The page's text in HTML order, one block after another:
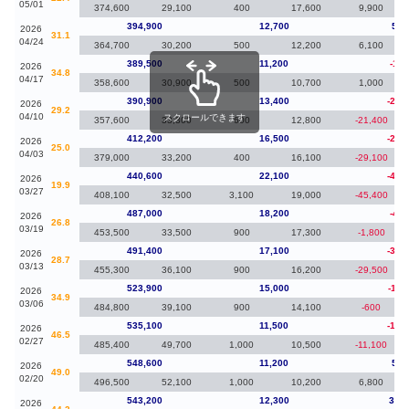
05/01
374,600
29,100 400 17,600 9,900
2026
04/24
31.1
394,900 12,700
364,700
30,200 500 12,200 6,100
2026
04/17
34.8
389,500 11,200
-
358,600
30,900 500 10,700 1,000
2026
04/10
29.2
390,900 13,400
-
357,600
33,300 600 12,800 -21,400
2026
04/03
25.0
412,200 16,500
-
379,000
33,200 400 16,100 -29,100
2026
03/27
19.9
440,600 22,100
-
408,100
32,500 3,100 19,000 -45,400
2026
03/19
26.8
487,000 18,200
-
453,500
33,500 900 17,300 -1,800
2026
03/13
28.7
491,400 17,100
-
455,300
36,100 900 16,200 -29,500
2026
03/06
34.9
523,900 15,000
-
484,800
39,100 900 14,100 -600
2026
02/27
46.5
535,100 11,500
-
485,400
49,700 1,000 10,500 -11,100
2026
02/20
49.0
548,600 11,200
496,500
52,100 1,000 10,200 6,800
2026 543,200 12,300
スクロールできます